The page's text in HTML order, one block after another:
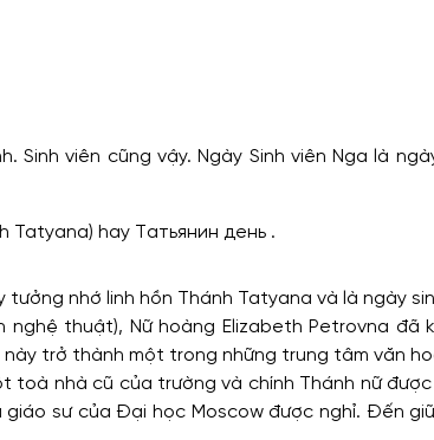
viên cũng vậy. Ngày Sinh viên Nga là
Tatyana) hay Татьянин день .
tưởng nhớ linh hồn Thánh Tatyana và là ngày
nghệ thuật), Nữ hoàng Elizabeth Petrovna đã
trở thành một trong những trung tâm văn
toà nhà cũ của trường và chính Thánh nữ
sư của Đại học Moscow được nghỉ. Đến